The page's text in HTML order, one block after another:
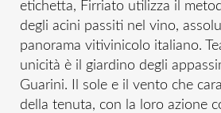
etichetta, Firriato utilizza il
degli acini passiti nel vino,
panorama vitivinicolo italiano.
unicità è il giardino degli
Guarini. Il sole e il vento che
della tenuta, con la loro azione